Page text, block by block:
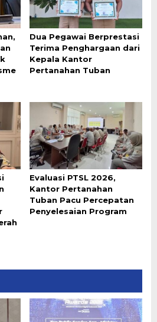
Dua Pegawai Berprestasi
Terima Penghargaan dari
Kepala Kantor
Pertanahan Tuban
Evaluasi PTSL 2026,
Kantor Pertanahan
Tuban Pacu Percepatan
Penyelesaian Program